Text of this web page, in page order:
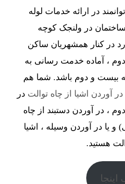
در ارائه خدمات لوله
در ولنجک کوچه
در کنار همشهریان ساکن
، آماده خدمت رسانی به
بیست و دوم باشد. شما هم
در آوردن اشیا از چاه توالت در
، در آوردن دستبند از چاه
و یا در آوردن وسیله ، اشیا
هستید.